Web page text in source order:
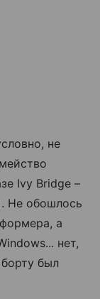
не
Ivy Bridge –
Не обошлось
а
нет,
был